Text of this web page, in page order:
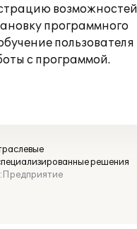
возможностей
программного
пользователя
с программой.
решения